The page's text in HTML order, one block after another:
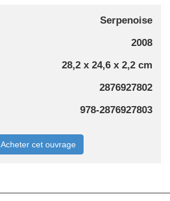
Serpenoise
2008
28,2 x 24,6 x 2,2 cm
2876927802
978-2876927803
Acheter cet ouvrage